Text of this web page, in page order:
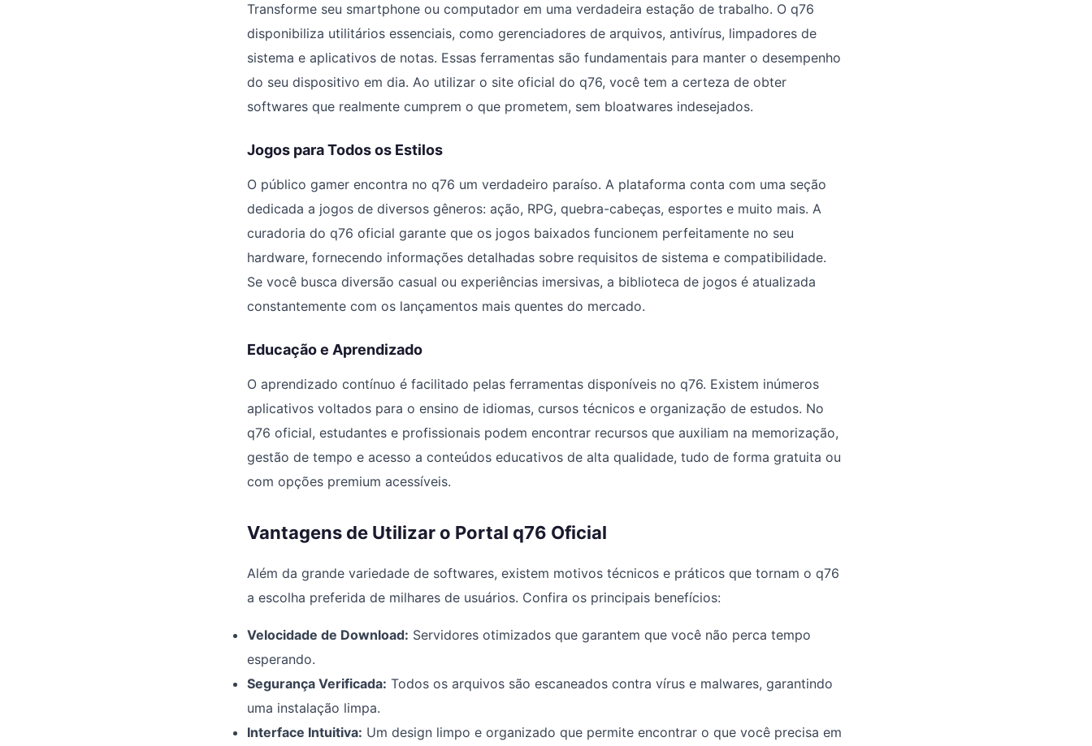
Transforme seu smartphone ou computador em uma verdadeira estação de trabalho. O q76
disponibiliza utilitários essenciais, como gerenciadores de arquivos, antivírus, limpadores de
sistema e aplicativos de notas. Essas ferramentas são fundamentais para manter o desempenho
do seu dispositivo em dia. Ao utilizar o site oficial do q76, você tem a certeza de obter
softwares que realmente cumprem o que prometem, sem bloatwares indesejados.
Jogos para Todos os Estilos
O público gamer encontra no q76 um verdadeiro paraíso. A plataforma conta com uma seção
dedicada a jogos de diversos gêneros: ação, RPG, quebra-cabeças, esportes e muito mais. A
curadoria do q76 oficial garante que os jogos baixados funcionem perfeitamente no seu
hardware, fornecendo informações detalhadas sobre requisitos de sistema e compatibilidade.
Se você busca diversão casual ou experiências imersivas, a biblioteca de jogos é atualizada
constantemente com os lançamentos mais quentes do mercado.
Educação e Aprendizado
O aprendizado contínuo é facilitado pelas ferramentas disponíveis no q76. Existem inúmeros
aplicativos voltados para o ensino de idiomas, cursos técnicos e organização de estudos. No
q76 oficial, estudantes e profissionais podem encontrar recursos que auxiliam na memorização,
gestão de tempo e acesso a conteúdos educativos de alta qualidade, tudo de forma gratuita ou
com opções premium acessíveis.
Vantagens de Utilizar o Portal q76 Oficial
Além da grande variedade de softwares, existem motivos técnicos e práticos que tornam o q76
a escolha preferida de milhares de usuários. Confira os principais benefícios:
Velocidade de Download: Servidores otimizados que garantem que você não perca tempo
esperando.
Segurança Verificada: Todos os arquivos são escaneados contra vírus e malwares, garantindo
uma instalação limpa.
Interface Intuitiva: Um design limpo e organizado que permite encontrar o que você precisa em